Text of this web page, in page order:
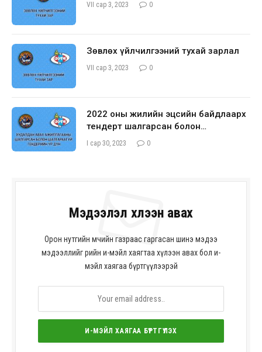
VII сар 3, 2023 0
Зөвлөх үйлчилгээний тухай зарлал
VII сар 3, 2023 0
2022 оны жилийн эцсийн байдлаарх
тендерт шалгарсан болон
шалгараагүй оролцогчийн талаарх
мэдээлэл
I сар 30, 2023 0
Мэдээлэл хүлээн авах
Орон нутгийн өмчийн газраас гаргасан шинэ мэдээ
мэдээллийг өөрийн и-мэйл хаягтаа хүлээн авах бол и-
мэйл хаягаа бүртгүүлээрэй